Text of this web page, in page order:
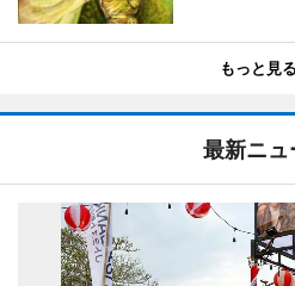
もっと見る
最新ニュ